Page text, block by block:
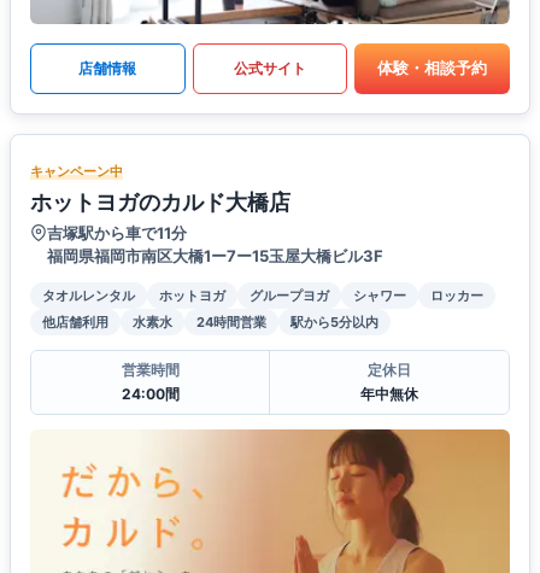
店舗情報 公式サイト 体験・相談予約
キャンペーン中
ホットヨガのカルド大橋店
吉塚駅から車で11分
福岡県福岡市南区大橋1ー7ー15玉屋大橋ビル3F
タオルレンタル ホットヨガ グループヨガ シャワー
ロッカー
他店舗利用
水素水 24時間営業 駅から5分以内
営業時間
24:00間
定休日
年中無休